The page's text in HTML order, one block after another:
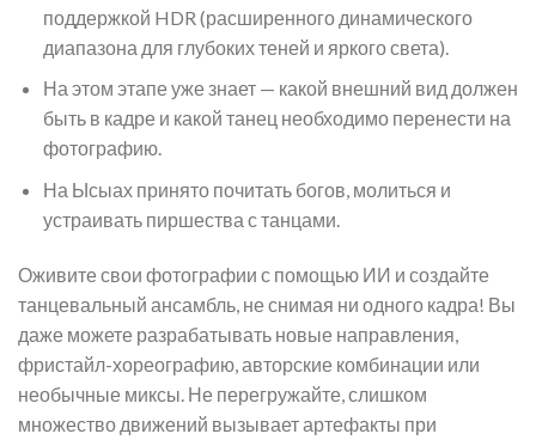
поддержкой HDR (расширенного динамического
диапазона для глубоких теней и яркого света).
На этом этапе уже знает — какой внешний вид должен
быть в кадре и какой танец необходимо перенести на
фотографию.
На Ысыах принято почитать богов, молиться и
устраивать пиршества с танцами.
Оживите свои фотографии с помощью ИИ и создайте
танцевальный ансамбль, не снимая ни одного кадра! Вы
даже можете разрабатывать новые направления,
фристайл-хореографию, авторские комбинации или
необычные миксы. Не перегружайте, слишком
множество движений вызывает артефакты при